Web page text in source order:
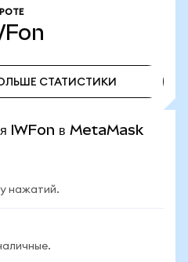
СТАТИСТИКИ
IWFon в MetaMask
нажатий.